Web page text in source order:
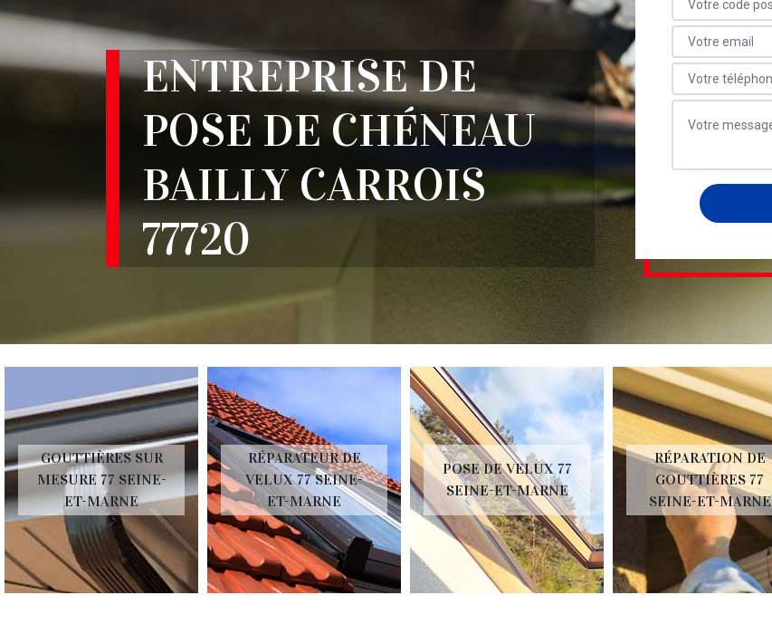
ENTREPRISE DE
POSE DE CHÉNEAU
BAILLY CARROIS
77720
GOUTTIÈRES SUR
MESURE 77 SEINE-
ET-MARNE
RÉPARATEUR DE
VELUX 77 SEINE-
ET-MARNE
POSE DE VELUX 77
SEINE-ET-MARNE
RÉPARATION DE
GOUTTIÈRES 77
SEINE-ET-MARNE